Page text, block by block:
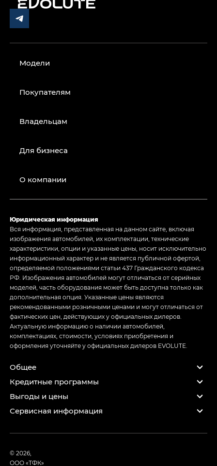
Модели
Покупателям
Владельцам
Для бизнеса
О компании
Юридическая информация
Вся информация, представленная на данном сайте, включая
изображения автомобилей, их комплектации, технические
характеристики, опции и указанные цены, носит исключительно
информационный характер и не является публичной офертой,
определяемой положениями статьи 437 Гражданского кодекса
РФ. Изображения автомобилей могут отличаться от серийных
моделей, часть оборудования может быть доступна только как
дополнительная опция. Указанные цены являются
рекомендованными розничными ценами и могут отличаться от
фактических цен, действующих у официальных дилеров.
Актуальную информацию о наличии автомобилей,
комплектациях, стоимости, условиях приобретения и
оформления уточняйте у официальных дилеров EVOLUTE.
Общее
Кредитные программы
Выгоды и цены
Сервисная информация
© 2026,
ООО «ТФК»